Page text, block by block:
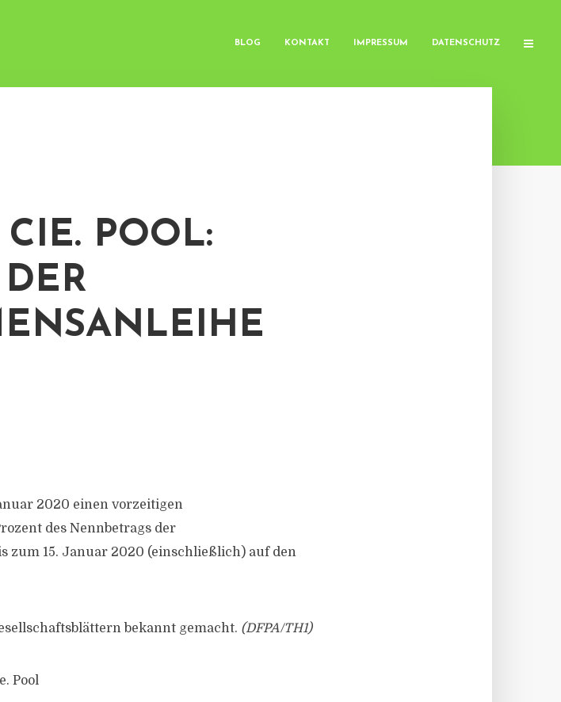
BLOG KONTAKT IMPRESSUM DATENSCHUTZ
POOL:
2020 einen vorzeitigen
des Nennbetrags der
zum 15. Januar 2020 (einschließlich) auf den
bekannt gemacht. (DFPA/TH1)
Pool